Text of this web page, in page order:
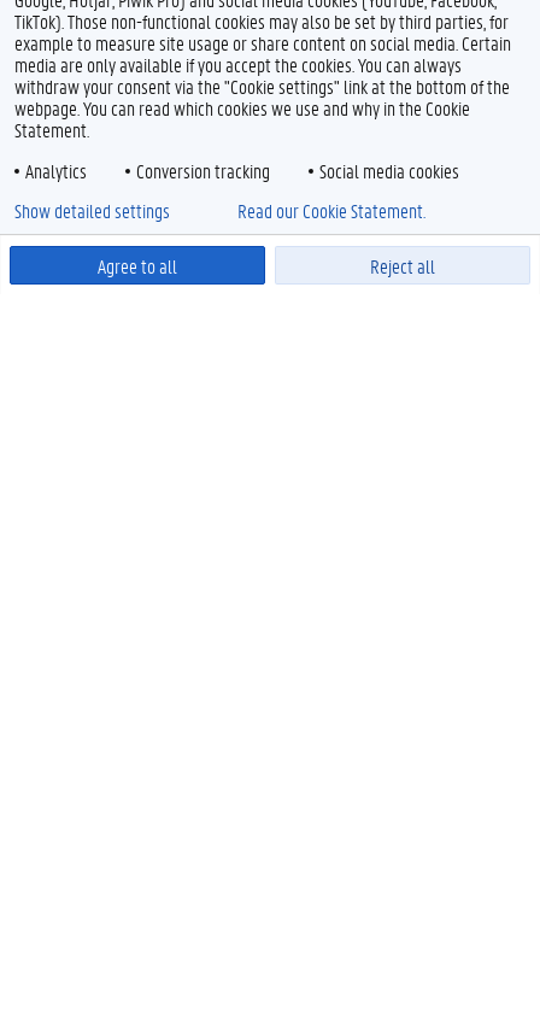
TikTok). Those non-functional cookies may also be set by third parties, for
example to measure site usage or share content on social media. Certain
media are only available if you accept the cookies. You can always
withdraw your consent via the "Cookie settings" link at the bottom of the
webpage. You can read which cookies we use and why in the Cookie
Statement.
Analytics
Conversion tracking Social media cookies
Agree to all Reject all
Show detailed settings Read our Cookie Statement.